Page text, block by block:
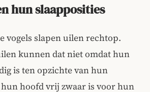
hun slaapposities
vogels slapen uilen rechtop.
kunnen dat niet omdat hun
is ten opzichte van hun
hoofd vrij zwaar is voor hun